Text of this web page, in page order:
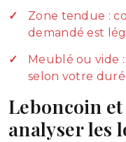
Zone tendue :
demandé est
Meublé ou vide
selon votre
Leboncoin
analyser les